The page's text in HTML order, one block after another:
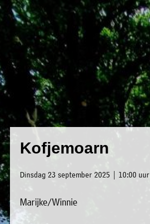
Kofjemoarn
Dinsdag 23 september 2025 | 10:00 uur
Marijke/Winnie
Welkom
Nieuws
Luxwoude.net
website@luxwoude.net
Plaatselijk
belang
dit
moment